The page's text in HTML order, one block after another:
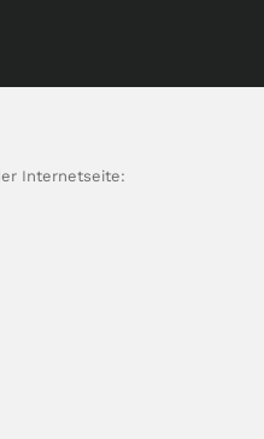
Internetseite: